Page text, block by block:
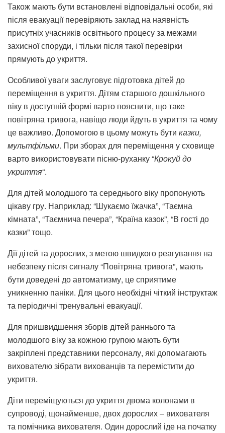
Також мають бути встановлені відповідальні особи, які
після евакуації перевіряють заклад на наявність
присутніх учасників освітнього процесу за межами
захисної споруди, і тільки після такої перевірки
прямують до укриття.
Особливої уваги заслуговує підготовка дітей до
переміщення в укриття. Дітям старшого дошкільного
віку в доступній формі варто пояснити, що таке
повітряна тривога, навіщо люди йдуть в укриття та чому
це важливо. Допомогою в цьому можуть бути казки,
мультфільми. При зборах для переміщення у сховище
варто використовувати пісню-руханку “Крокуй до
укриття“.
Для дітей молодшого та середнього віку пропонують
цікаву гру. Наприклад: “Шукаємо їжачка”, “Таємна
кімната”, “Таємнича печера”, “Країна казок”, “В гості до
казки” тощо.
Дії дітей та дорослих, з метою швидкого реагування на
небезпеку після сигналу “Повітряна тривога”, мають
бути доведені до автоматизму, це сприятиме
уникненню паніки. Для цього необхідні чіткий інструктаж
та періодичні тренувальні евакуації.
Для пришвидшення зборів дітей раннього та
молодшого віку за кожною групою мають бути
закріплені представники персоналу, які допомагають
вихователю зібрати вихованців та перемістити до
укриття.
Діти переміщуються до укриття двома колонами в
супроводі, щонайменше, двох дорослих – вихователя
та помічника вихователя. Один дорослий іде на початку